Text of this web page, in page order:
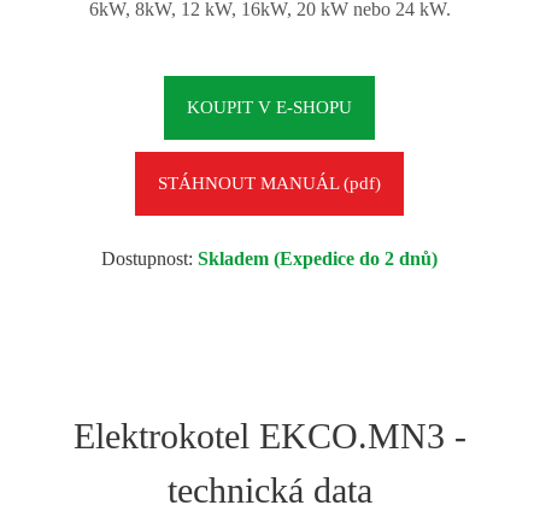
6kW, 8kW, 12 kW, 16kW, 20 kW nebo 24 kW.
KOUPIT V E-SHOPU
STÁHNOUT MANUÁL (pdf)
Dostupnost:Skladem (Expedice do 2 dnů)
Elektrokotel EKCO.MN3 -
technická data